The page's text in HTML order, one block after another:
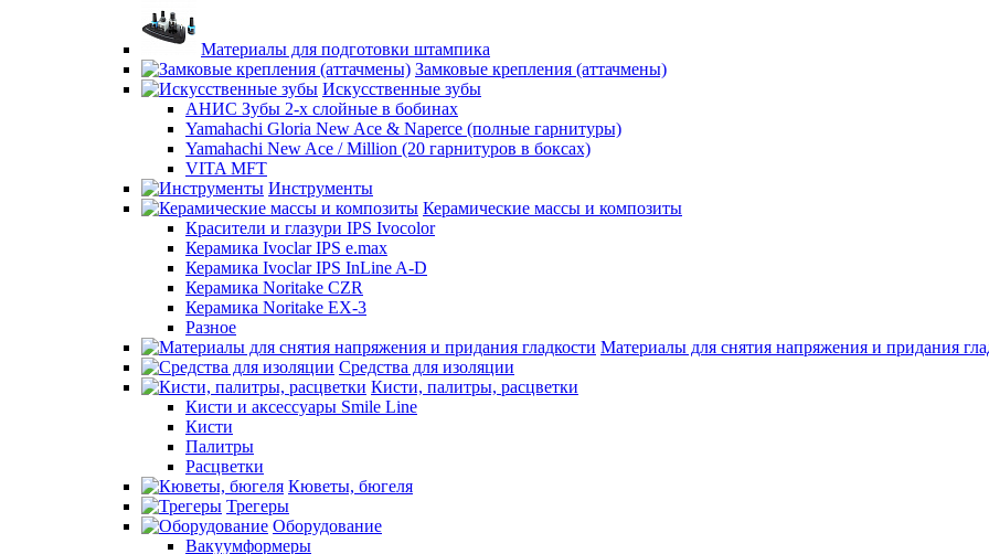
Материалы для подготовки штампика
Замковые крепления (аттачмены)
Искусственные зубы
АНИС Зубы 2-х слойные в бобинах
Yamahachi Gloria New Ace & Naperce (полные гарнитуры)
Yamahachi New Ace / Million (20 гарнитуров в боксах)
VITA MFT
Инструменты
Керамические массы и композиты
Красители и глазури IPS Ivocolor
Керамика Ivoclar IPS e.max
Керамика Ivoclar IPS InLine A-D
Керамика Noritake CZR
Керамика Noritake EX-3
Разное
Материалы для снятия напряжения и придания
Средства для изоляции
Кисти, палитры, расцветки
Кисти и аксессуары Smile Line
Кисти
Палитры
Расцветки
Кюветы, бюгеля
Трегеры
Оборудование
Вакуумформеры